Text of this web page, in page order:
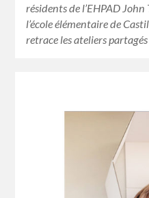
résidents de l’EHPAD
l’école élémentaire de
retrace les ateliers